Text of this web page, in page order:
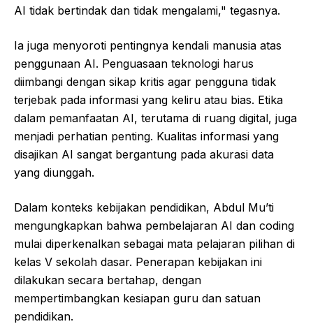
AI tidak bertindak dan tidak mengalami," tegasnya.
Ia juga menyoroti pentingnya kendali manusia atas
penggunaan AI. Penguasaan teknologi harus
diimbangi dengan sikap kritis agar pengguna tidak
terjebak pada informasi yang keliru atau bias. Etika
dalam pemanfaatan AI, terutama di ruang digital, juga
menjadi perhatian penting. Kualitas informasi yang
disajikan AI sangat bergantung pada akurasi data
yang diunggah.
Dalam konteks kebijakan pendidikan, Abdul Mu’ti
mengungkapkan bahwa pembelajaran AI dan coding
mulai diperkenalkan sebagai mata pelajaran pilihan di
kelas V sekolah dasar. Penerapan kebijakan ini
dilakukan secara bertahap, dengan
mempertimbangkan kesiapan guru dan satuan
pendidikan.